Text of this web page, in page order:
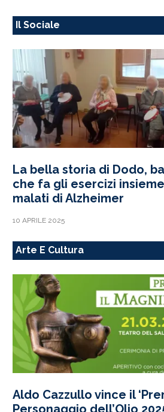
Il Sociale
La bella storia di Dodo,
che fa gli esercizi
malati di Alzheimer
10 APRILE 2025
Arte E Cultura
Aldo Cazzullo vince il
Personaggio dell’Olio